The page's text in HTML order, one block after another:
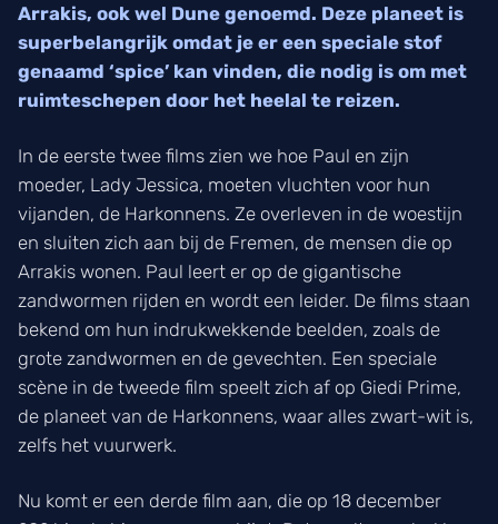
Arrakis, ook wel Dune genoemd. Deze planeet is
superbelangrijk omdat je er een speciale stof
genaamd ‘spice’ kan vinden, die nodig is om met
ruimteschepen door het heelal te reizen.
In de eerste twee films zien we hoe Paul en zijn
moeder, Lady Jessica, moeten vluchten voor hun
vijanden, de Harkonnens. Ze overleven in de woestijn
en sluiten zich aan bij de Fremen, de mensen die op
Arrakis wonen. Paul leert er op de gigantische
zandwormen rijden en wordt een leider. De films staan
bekend om hun indrukwekkende beelden, zoals de
grote zandwormen en de gevechten. Een speciale
scène in de tweede film speelt zich af op Giedi Prime,
de planeet van de Harkonnens, waar alles zwart-wit is,
zelfs het vuurwerk.
Nu komt er een derde film aan, die op 18 december